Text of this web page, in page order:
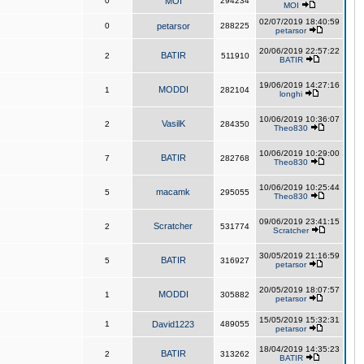
MOI
0 petarsor 288225
02/07/2019 18:40:59
petarsor
2 BATIR 511910
20/06/2019 22:57:22
BATIR
1 MODDI 282104
19/06/2019 14:27:16
longhi
2 VasilK 284350
10/06/2019 10:36:07
Theo830
7 BATIR 282768
10/06/2019 10:29:00
Theo830
5 macamk 295055
10/06/2019 10:25:44
Theo830
2 Scratcher 531774
09/06/2019 23:41:15
Scratcher
5 BATIR 316927
30/05/2019 21:16:59
petarsor
1 MODDI 305882
20/05/2019 18:07:57
petarsor
1 David1223 489055
15/05/2019 15:32:31
petarsor
2 BATIR 313262
18/04/2019 14:35:23
BATIR